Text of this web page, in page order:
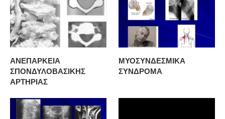
ΑΝΕΠΑΡΚΕΙΑ
ΣΠΟΝΔΥΛΟΒΑΣΙΚΗΣ
ΑΡΤΗΡΙΑΣ
ΜΥΟΣΥΝΔΕΣΜΙΚΑ
ΣΥΝΔΡΟΜΑ